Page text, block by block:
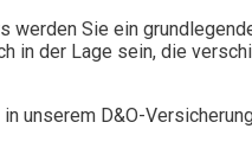
werden Sie ein
in der Lage sein, die
unserem D&O-